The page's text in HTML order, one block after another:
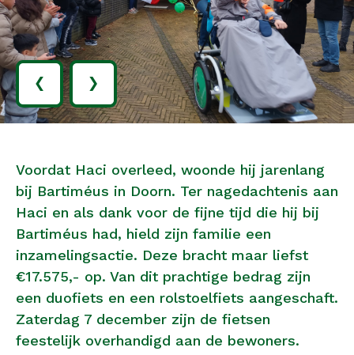
‹ ›
Voordat Haci overleed, woonde hij jarenlang
bij Bartiméus in Doorn. Ter nagedachtenis aan
Haci en als dank voor de fijne tijd die hij bij
Bartiméus had, hield zijn familie een
inzamelingsactie. Deze bracht maar liefst
€17.575,- op. Van dit prachtige bedrag zijn
een duofiets en een rolstoelfiets aangeschaft.
Zaterdag 7 december zijn de fietsen
feestelijk overhandigd aan de bewoners.